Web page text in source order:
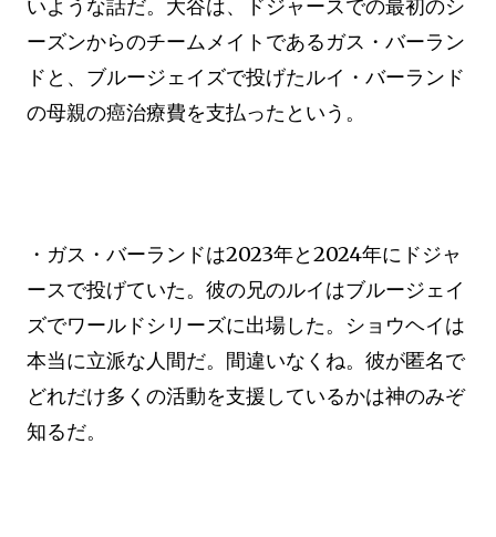
いような話だ。大谷は、ドジャースでの最初のシ
ーズンからのチームメイトであるガス・バーラン
ドと、ブルージェイズで投げたルイ・バーランド
の母親の癌治療費を支払ったという。
・ガス・バーランドは2023年と2024年にドジャ
ースで投げていた。彼の兄のルイはブルージェイ
ズでワールドシリーズに出場した。ショウヘイは
本当に立派な人間だ。間違いなくね。彼が匿名で
どれだけ多くの活動を支援しているかは神のみぞ
知るだ。